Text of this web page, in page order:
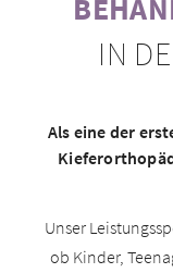
IN
Als eine der
Unser
ob Kinder,